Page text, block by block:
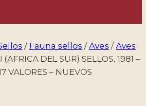
/ Fauna sellos / Aves / Aves
(AFRICA DEL SUR) SELLOS, 1981 –
VALORES – NUEVOS